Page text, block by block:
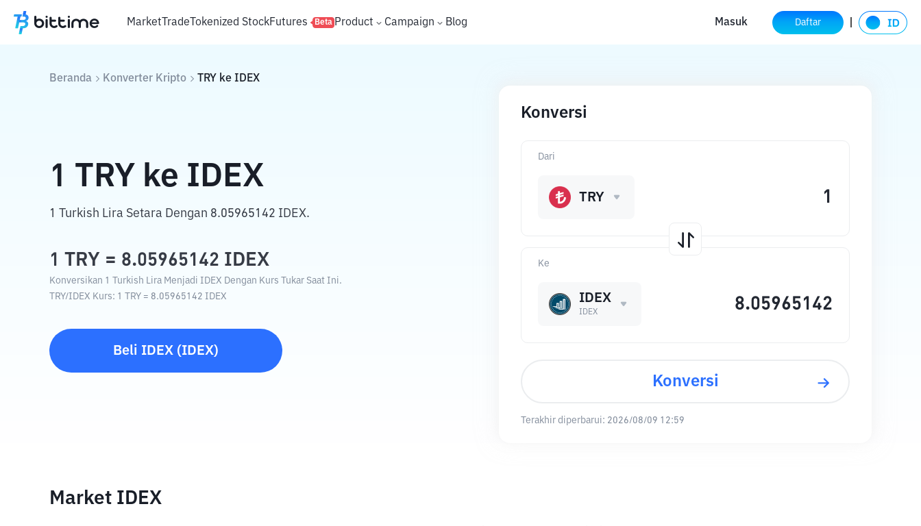
MarketTradeTokenized StockFutures Beta Product Campaign Blog Masuk Daftar
Beranda Konverter Kripto TRY ke IDEX
1 TRY ke IDEX
1 Turkish Lira Setara Dengan 8.05965142 IDEX.
1 TRY = 8.05965142 IDEX
Konversikan 1 Turkish Lira Menjadi IDEX Dengan Kurs Tukar Saat Ini.
TRY/IDEX Kurs: 1 TRY = 8.05965142 IDEX
Beli IDEX (IDEX)
Konversi
Ke
IDEX
IDEX
Dari
TRY
Konversi
Terakhir diperbarui: 2026/08/09 12:59
Market IDEX